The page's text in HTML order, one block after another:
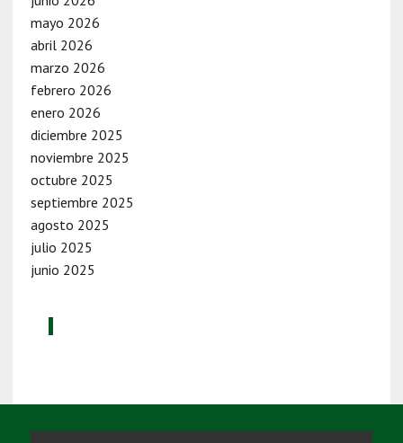
mayo 2026
abril 2026
marzo 2026
febrero 2026
enero 2026
diciembre 2025
noviembre 2025
octubre 2025
septiembre 2025
agosto 2025
julio 2025
junio 2025